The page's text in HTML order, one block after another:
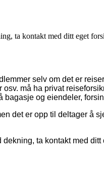
ta kontakt med ditt eget
selv om det er
må ha privat
og eiendeler,
det er opp til deltager å
ta kontakt med